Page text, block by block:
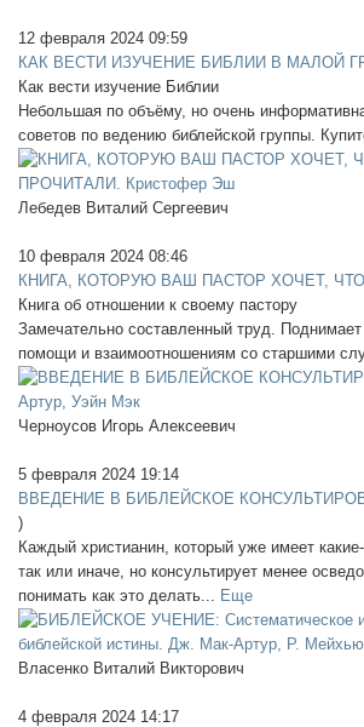
12 февраля 2024 09:59
КАК ВЕСТИ ИЗУЧЕНИЕ БИБЛИИ В МАЛОЙ
Как вести изучение Библии
Небольшая по объёму, но очень
советов по ведению библейской группы.
Лебедев Виталий Сергеевич
10 февраля 2024 08:46
КНИГА, КОТОРУЮ ВАШ ПАСТОР ХОЧЕТ,
Книга об отношении к своему пастору
Замечательно составленный труд.
помощи и взаимоотношениям со старшими
Черноусов Игорь Алексеевич
5 февраля 2024 19:14
ВВЕДЕНИЕ В БИБЛЕЙСКОЕ
)
Каждый христианин, который уже имеет
так или иначе, но консультирует менее
понимать как это делать...
Еще
Власенко Виталий Викторович
4 февраля 2024 14:17